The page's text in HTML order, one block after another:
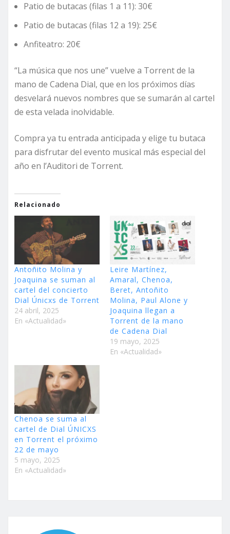
Patio de butacas (filas 1 a 11): 30€
Patio de butacas (filas 12 a 19): 25€
Anfiteatro: 20€
“La música que nos une” vuelve a Torrent de la
mano de Cadena Dial, que en los próximos días
desvelará nuevos nombres que se sumarán al cartel
de esta velada inolvidable.
Compra ya tu entrada anticipada y elige tu butaca
para disfrutar del evento musical más especial del
año en l’Auditori de Torrent.
Relacionado
Antoñito Molina y
Joaquina se suman al
cartel del concierto
Dial Únicxs de Torrent
24 abril, 2025
En «Actualidad»
Leire Martínez,
Amaral, Chenoa,
Beret, Antoñito
Molina, Paul Alone y
Joaquina llegan a
Torrent de la mano
de Cadena Dial
19 mayo, 2025
En «Actualidad»
Chenoa se suma al
cartel de Dial ÚNICXS
en Torrent el próximo
22 de mayo
5 mayo, 2025
En «Actualidad»